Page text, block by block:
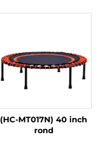
(HC-MT017N) 40 inch
rond